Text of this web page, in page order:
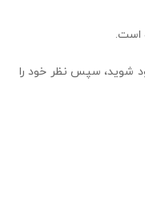
است.
شوید، سپس نظر خود را